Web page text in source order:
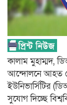
কালাম মুহাম্মদ,
আন্দোলনে আহত
ইউনিভার্সিটির
সুযোগ দিচ্ছে